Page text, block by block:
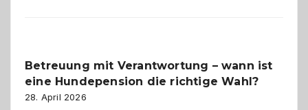
Betreuung mit Verantwortung – wann ist
eine Hundepension die richtige Wahl?
28. April 2026